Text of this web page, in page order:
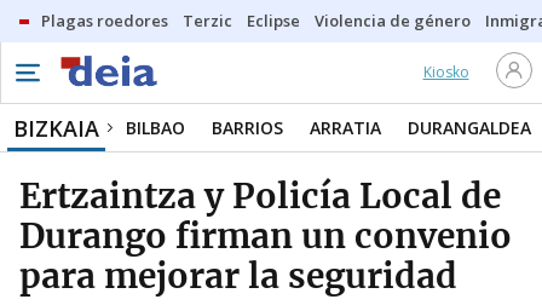
Plagas roedores Terzic Eclipse Violencia de género
Kiosko
BIZKAIA BILBAO BARRIOS ARRATIA DURANGALDEA
Ertzaintza y Policía Local de
Durango firman un convenio
para mejorar la seguridad